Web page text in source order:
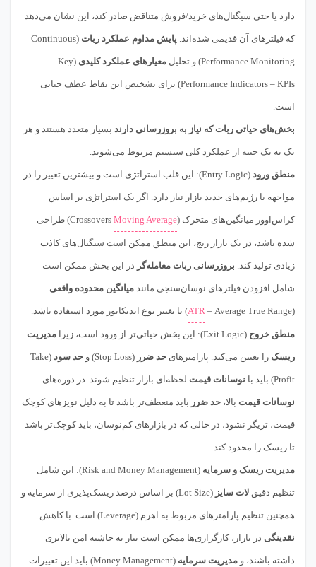
دارد یا حتی سیگنال‌های خرید/فروش متناقض صادر کند، این نشان می‌دهد
که فیلترهای آن قدیمی شده‌اند. پایش مداوم عملکرد ربات (Continuous
Performance Monitoring) و تحلیل معیارهای عملکرد کلیدی (Key
Performance Indicators – KPIs) برای تشخیص این نقاط عطف حیاتی
است.
بخش‌های حیاتی ربات که نیاز به بروزرسانی دارند بسیار متعدد هستند و هر
یک به یک جنبه از عملکرد کلی سیستم مربوط می‌شوند.
منطق ورود (Entry Logic): این قلب استراتژی است و بیشترین تغییر را در
مواجهه با رژیم‌های جدید بازار نیاز دارد. اگر یک استراتژی بر اساس
کراس‌اوور میانگین‌های متحرک (Moving Average Crossovers) طراحی
شده باشد، در یک بازار رنج، این منطق ممکن است سیگنال‌های کاذب
زیادی تولید کند. بروزرسانی ربات معامله‌گر در این بخش ممکن است
شامل افزودن فیلترهای نوسان‌سنجی مانند میانگین محدوده واقعی
(Average True Range –
ATR) یا تغییر نوع اندیکاتور مورد استفاده باشد.
منطق خروج (Exit Logic): این بخش حیاتی‌تر از ورود است، زیرا مدیریت
ریسک را تعیین می‌کند. پارامترهای حد ضرر (Stop Loss) و حد سود (Take
Profit) باید با نوسانات قیمت لحظه‌ای بازار تنظیم شوند. در دوره‌های
نوسانات قیمت بالا، حد ضرر باید منعطف‌تر باشد تا به دلیل نویزهای کوچک
قیمت، تریگر نشود، در حالی که در بازارهای کم‌نوسان، باید کوچک‌تر باشد
تا ریسک را محدود کند.
مدیریت ریسک و سرمایه (Risk and Money Management): این شامل
تنظیم دقیق لات سایز (Lot Size) بر اساس درصد ریسک‌پذیری از سرمایه و
همچنین تنظیم پارامترهای مربوط به اهرم (Leverage) است. با کاهش
نقدینگی در بازار، کارگزاری‌ها ممکن است نیاز به حاشیه امن بالاتری
داشته باشند، و مدیریت سرمایه (Money Management) باید این تغییرات